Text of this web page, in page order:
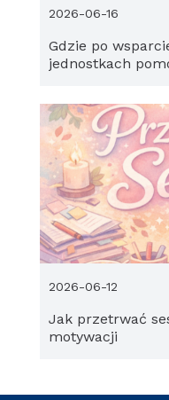
Gdzie po
jednostkach
2026-06-16
Jak przetrwać
motywacji
2026-06-12